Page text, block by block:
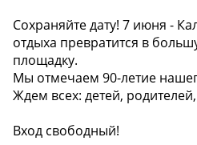
Сохраняйте дату! 7 июня -
отдыха превратится в
площадку.
Мы отмечаем 90-летие
Ждем всех: детей,
Вход свободный!